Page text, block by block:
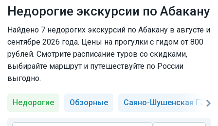
Недорогие экскурсии по Абакану
Найдено 7 недорогих экскурсий по Абакану в августе и
сентябре 2026 года. Цены на прогулки с гидом от 800
рублей. Смотрите расписание туров со скидками,
выбирайте маршрут и путешествуйте по России
выгодно.
Недорогие Обзорные Саяно-Шушенская ГЭС